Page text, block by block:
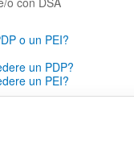
o un PEI?
un PDP?
un PEI?